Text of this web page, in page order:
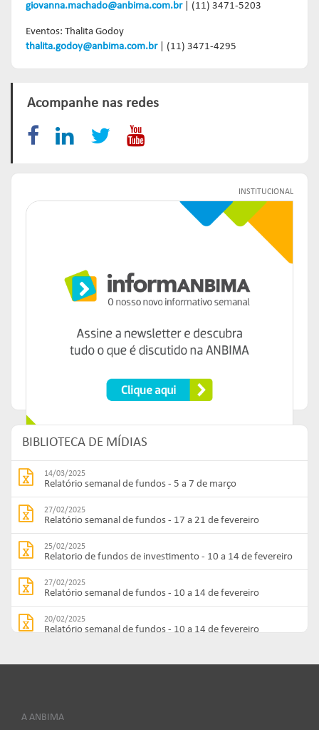
giovanna.machado@anbima.com.br| (11) 3471-5203
Eventos: Thalita Godoy
thalita.godoy@anbima.com.br| (11) 3471-4295
Acompanhe nas redes
INSTITUCIONAL
BIBLIOTECA DE MÍDIAS
14/03/2025
Relatório semanal de fundos - 5 a 7 de março
27/02/2025
Relatório semanal de fundos - 17 a 21 de fevereiro
25/02/2025
Relatorio de fundos de investimento - 10 a 14 de fevereiro
27/02/2025
Relatório semanal de fundos - 10 a 14 de fevereiro
20/02/2025
Relatório semanal de fundos - 10 a 14 de fevereiro
Relatório semanal de fundos - 3 a 7 de fevereiro
A ANBIMA